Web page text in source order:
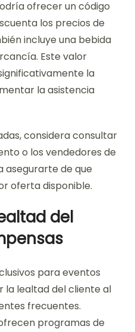
ofrecer un código
los precios de
incluye una bebida
Este valor
la
la asistencia
considera consultar
o los vendedores de
asegurarte de que
oferta disponible.
del
para eventos
la lealtad del cliente al
frecuentes.
programas de